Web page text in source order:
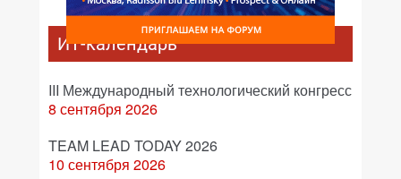
ИТ-календарь
III Международный технологический конгресс
8 сентября 2026
TEAM LEAD TODAY 2026
10 сентября 2026